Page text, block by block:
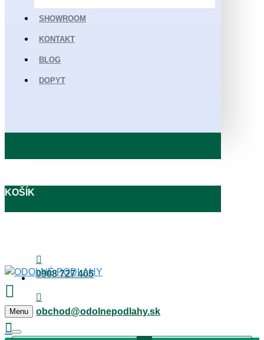
SHOWROOM
KONTAKT
BLOG
DOPYT
KOŠÍK
0908 727 405
obchod@odolnepodlahy.sk
Menu